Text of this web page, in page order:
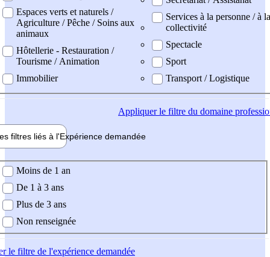
Espaces verts et naturels /
Agriculture / Pêche / Soins aux
animaux
Hôtellerie - Restauration /
Tourisme / Animation
Immobilier
Services à la personne / à la
collectivité
Spectacle
Sport
Transport / Logistique
Appliquerle filtre du domaine
filtres liés à l'Expérience demandée
demandée
Moins de 1 an
De 1 à 3 ans
Plus de 3 ans
Non renseignée
le filtre de l'expérience demandée